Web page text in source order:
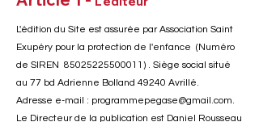
L'édition du Site est assurée par Association Saint
Exupéry pour la protection de l'enfance (Numéro
de SIREN 85025225500011) . Siège social situé
au 77 bd Adrienne Bolland 49240 Avrillé.
Adresse e-mail : programmepegase@gmail.com.
Le Directeur de la publication est Daniel Rousseau